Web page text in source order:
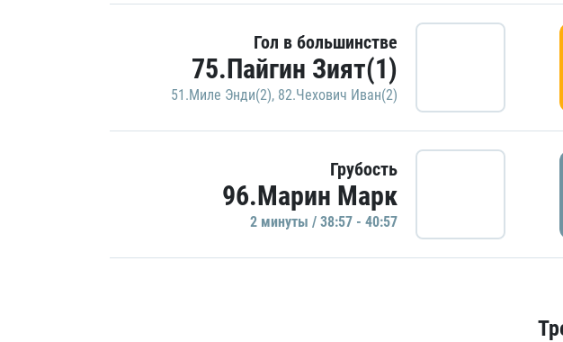
Гол в большинстве
75.Пайгин Зият(1)
51.Миле Энди(2), 82.Чехович Иван(2)
Грубость
96.Марин Марк
2 минуты / 38:57 - 40:57